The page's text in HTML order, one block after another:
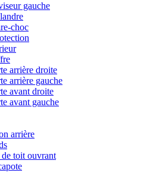
gauche
choc
arrière droite
arrière gauche
avant droite
avant gauche
arrière
toit ouvrant